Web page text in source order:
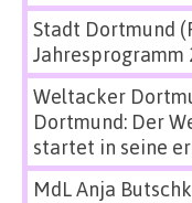
Stadt Dortmund
Jahresprogramm
Weltacker
Dortmund: Der
startet in seine
MdL Anja